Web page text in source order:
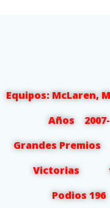
Equipos: McLaren,
Años 2007-
Grandes
Victorias
Podios 196